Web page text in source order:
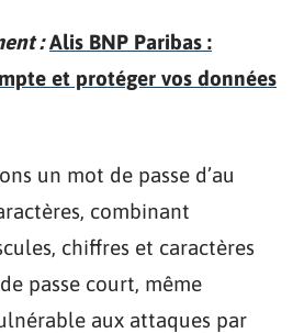
: Alis BNP Paribas :
et protéger vos données
un mot de passe d’au
combinant
chiffres et caractères
passe court, même
aux attaques par